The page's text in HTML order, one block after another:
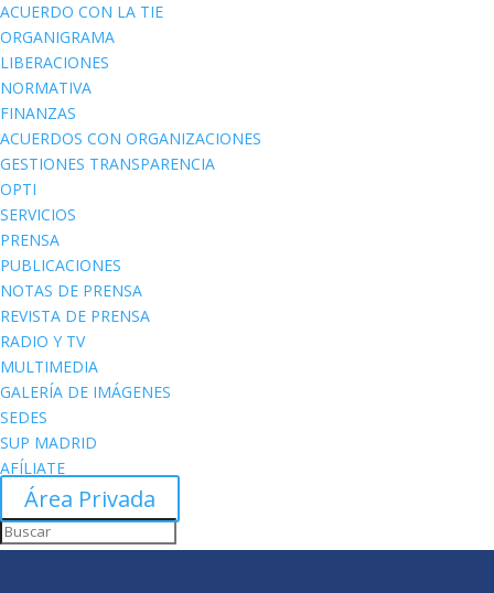
ACUERDO CON LA TIE
ORGANIGRAMA
LIBERACIONES
NORMATIVA
FINANZAS
ACUERDOS CON ORGANIZACIONES
GESTIONES TRANSPARENCIA
OPTI
SERVICIOS
PRENSA
PUBLICACIONES
NOTAS DE PRENSA
REVISTA DE PRENSA
RADIO Y TV
MULTIMEDIA
GALERÍA DE IMÁGENES
SEDES
SUP MADRID
AFÍLIATE
Área Privada